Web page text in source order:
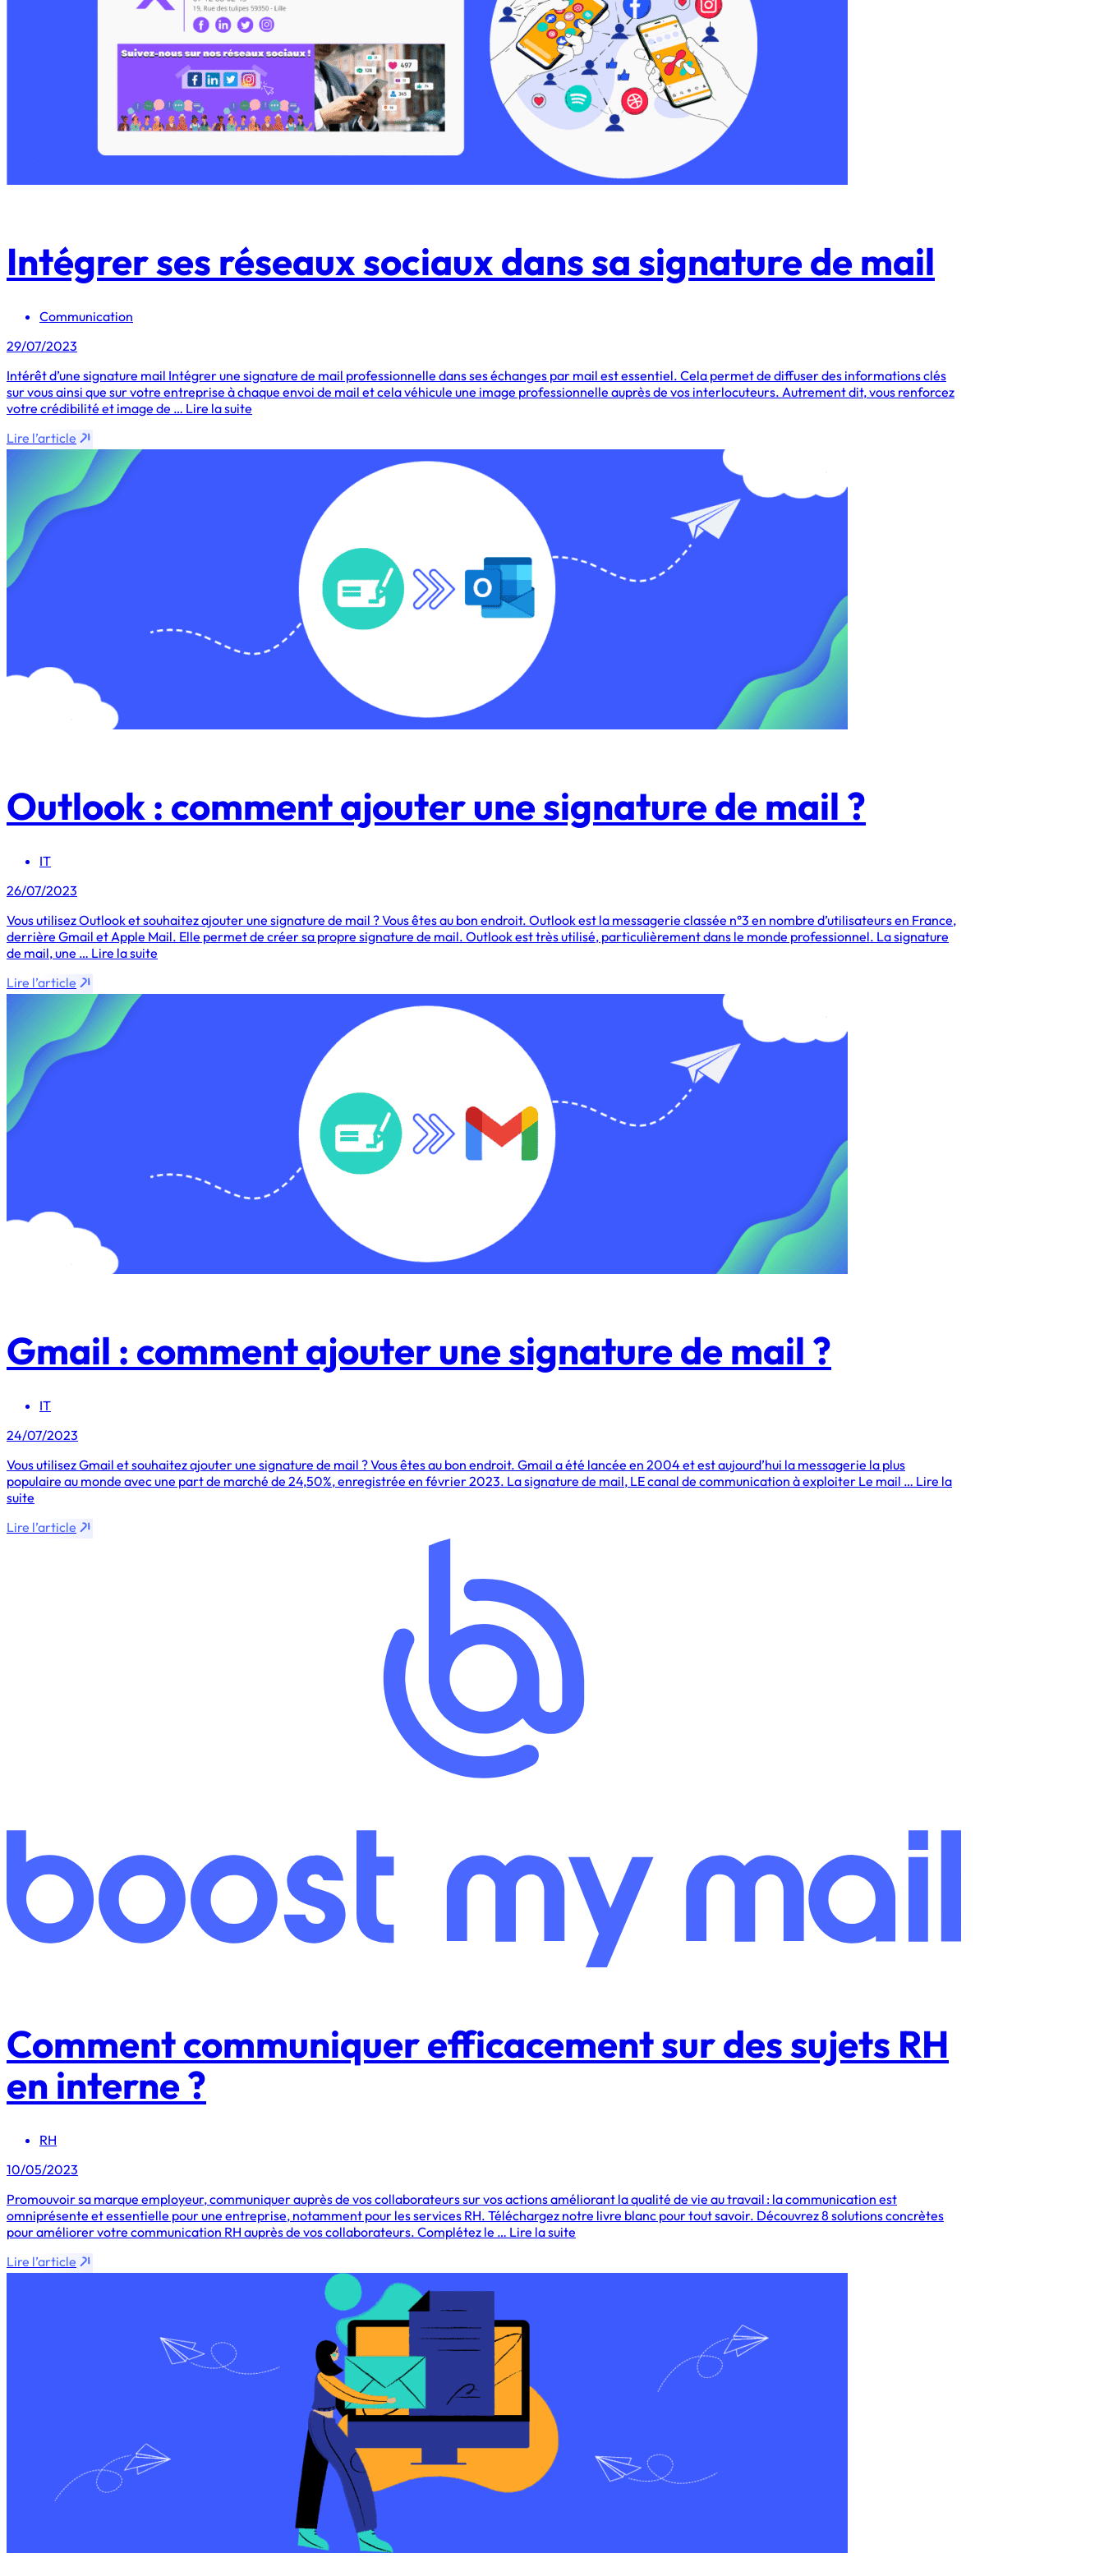
Intégrer ses réseaux sociaux dans sa signature de mail
Communication
29/07/2023
Intérêt d’une signature mail Intégrer une signature de mail professionnelle dans ses échanges par mail est essentiel. Cela permet de diffuser des informations clés
sur vous ainsi que sur votre entreprise à chaque envoi de mail et cela véhicule une image professionnelle auprès de vos interlocuteurs. Autrement dit, vous renforcez
votre crédibilité et image de … Lire la suite
Lire l’article
Outlook : comment ajouter une signature de mail ?
IT
26/07/2023
Vous utilisez Outlook et souhaitez ajouter une signature de mail ? Vous êtes au bon endroit. Outlook est la messagerie classée n°3 en nombre d’utilisateurs en France,
derrière Gmail et Apple Mail. Elle permet de créer sa propre signature de mail. Outlook est très utilisé, particulièrement dans le monde professionnel. La signature
de mail, une … Lire la suite
Lire l’article
Gmail : comment ajouter une signature de mail ?
IT
24/07/2023
Vous utilisez Gmail et souhaitez ajouter une signature de mail ? Vous êtes au bon endroit. Gmail a été lancée en 2004 et est aujourd’hui la messagerie la plus
populaire au monde avec une part de marché de 24,50%, enregistrée en février 2023. La signature de mail, LE canal de communication à exploiter Le mail … Lire la
suite
Lire l’article
Comment communiquer efficacement sur des sujets RH
en interne ?
RH
10/05/2023
Promouvoir sa marque employeur, communiquer auprès de vos collaborateurs sur vos actions améliorant la qualité de vie au travail : la communication est
omniprésente et essentielle pour une entreprise, notamment pour les services RH. Téléchargez notre livre blanc pour tout savoir. Découvrez 8 solutions concrètes
pour améliorer votre communication RH auprès de vos collaborateurs. Complétez le … Lire la suite
Lire l’article